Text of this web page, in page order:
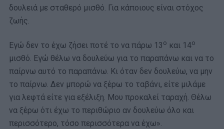
δουλειά με σταθερό μισθό. Για κάποιους είναι στόχος
ζωής.
Εγώ δεν το έχω ζήσει ποτέ το να πάρω 13 ο και 14ο
μισθό. Εγώ θέλω να δουλεύω για το παραπάνω και να το
παίρνω αυτό το παραπάνω. Κι όταν δεν δουλεύω, να μην
το παίρνω. Δεν μπορώ να ξέρω το ταβάνι, είτε μιλάμε
για λεφτά είτε για εξέλιξη. Μου προκαλεί ταραχή. Θέλω
να ξέρω ότι έχω το περιθώριο αν δουλεύω όλο και
περισσότερο, τόσο περισσότερα να έχω».